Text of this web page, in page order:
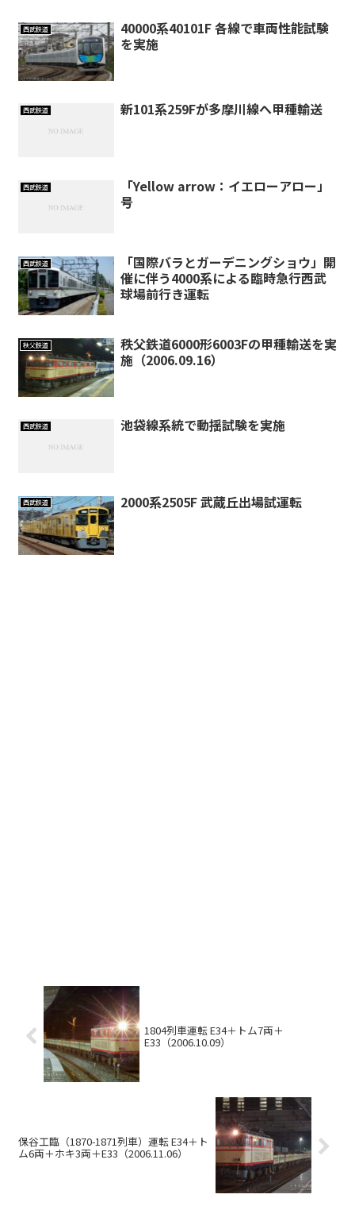
西武鉄道
40000系40101F 各線で車両性能試験
を実施
西武鉄道 新101系259Fが多摩川線へ甲種輸送
西武鉄道
「Yellow arrow：イエローアロー」
号
西武鉄道
「国際バラとガーデニングショウ」開
催に伴う4000系による臨時急行西武
球場前行き運転
秩父鉄道
秩父鉄道6000形6003Fの甲種輸送を実
施（2006.09.16）
西武鉄道 池袋線系統で動揺試験を実施
西武鉄道 2000系2505F 武蔵丘出場試運転
1804列車運転 E34＋トム7両＋
E33（2006.10.09）
保谷工臨（1870-1871列車）運転 E34＋ト
ム6両＋ホキ3両＋E33（2006.11.06）